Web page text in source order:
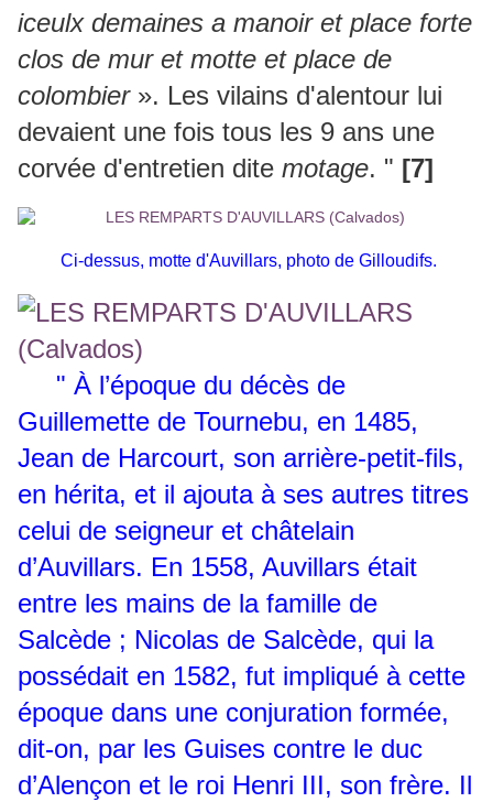
iceulx demaines a manoir et place forte
clos de mur et motte et place de
colombier». Les vilains d'alentour lui
devaient une fois tous les 9 ans une
corvée d'entretien dite motage. " [7]
Ci-dessus, motte d'Auvillars, photo de Gilloudifs.
" À l’époque du décès de
Guillemette de Tournebu, en 1485,
Jean de Harcourt, son arrière-petit-fils,
en hérita, et il ajouta à ses autres titres
celui de seigneur et châtelain
d’Auvillars. En 1558, Auvillars était
entre les mains de la famille de
Salcède ; Nicolas de Salcède, qui la
possédait en 1582, fut impliqué à cette
époque dans une conjuration formée,
dit-on, par les Guises contre le duc
d’Alençon et le roi Henri III, son frère. Il